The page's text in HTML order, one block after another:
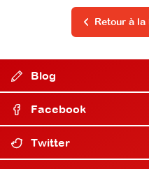
Retour à la
Blog
Facebook
Twitter